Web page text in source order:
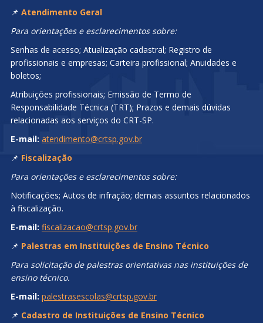
📌 Atendimento Geral
Para orientações e esclarecimentos sobre:
Senhas de acesso; Atualização cadastral; Registro de
profissionais e empresas; Carteira profissional; Anuidades e
boletos;
Atribuições profissionais; Emissão de Termo de
Responsabilidade Técnica (TRT); Prazos e demais dúvidas
relacionadas aos serviços do CRT-SP.
E-mail: atendimento@crtsp.gov.br
📌 Fiscalização
Para orientações e esclarecimentos sobre:
Notificações; Autos de infração; demais assuntos relacionados
à fiscalização.
E-mail: fiscalizacao@crtsp.gov.br
📌 Palestras em Instituições de Ensino Técnico
Para solicitação de palestras orientativas nas instituições de
ensino técnico.
E-mail: palestrasescolas@crtsp.gov.br
📌 Cadastro de Instituições de Ensino Técnico